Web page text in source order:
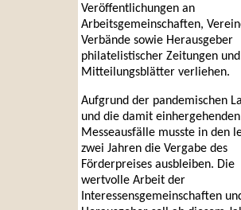
Veröffentlichungen an
Arbeitsgemeinschaften,
Verbände sowie Herausgeber
philatelistischer Zeitungen und
Mitteilungsblätter verliehen.
Aufgrund der pandemischen
und die damit einhergehenden
Messeausfälle musste in den
zwei Jahren die Vergabe des
Förderpreises ausbleiben. Die
wertvolle Arbeit der
Interessensgemeinschaften